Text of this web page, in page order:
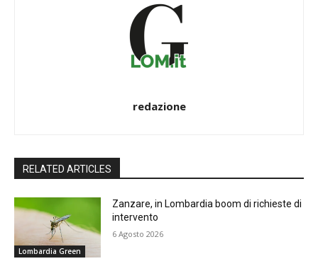
redazione
RELATED ARTICLES
Lombardia Green
Zanzare, in Lombardia boom di richieste di
intervento
6 Agosto 2026